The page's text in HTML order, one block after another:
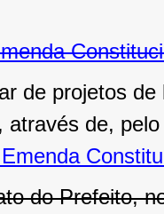
de projetos
através de,
do Prefeito,